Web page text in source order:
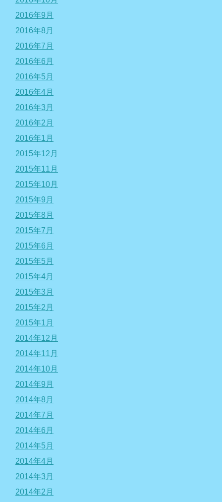
2016年9月
2016年8月
2016年7月
2016年6月
2016年5月
2016年4月
2016年3月
2016年2月
2016年1月
2015年12月
2015年11月
2015年10月
2015年9月
2015年8月
2015年7月
2015年6月
2015年5月
2015年4月
2015年3月
2015年2月
2015年1月
2014年12月
2014年11月
2014年10月
2014年9月
2014年8月
2014年7月
2014年6月
2014年5月
2014年4月
2014年3月
2014年2月